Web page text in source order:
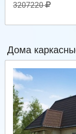
3207220
Дома